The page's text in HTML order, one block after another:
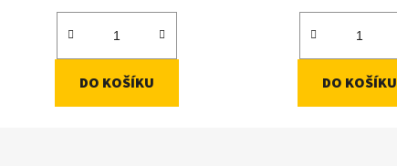
DO KOŠÍKU DO KOŠÍKU